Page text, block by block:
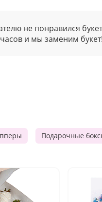
не понравился
и мы заменим букет!
Подарочные